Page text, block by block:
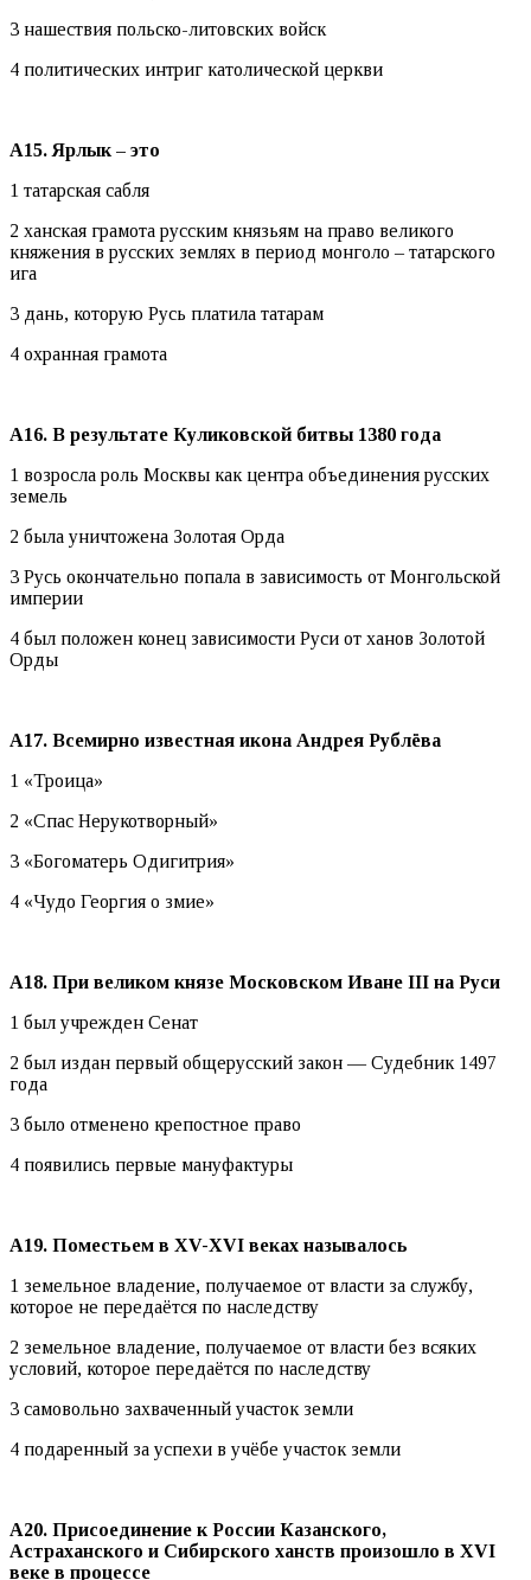
3 нашествия польско-литовских войск
4 политических интриг католической церкви
А15. Ярлык – это
1 татарская сабля
2 ханская грамота русским князьям на право великого
княжения в русских землях в период монголо – татарского
ига
3 дань, которую Русь платила татарам
4 охранная грамота
А16. В результате Куликовской битвы 1380 года
1 возросла роль Москвы как центра объединения русских
земель
2 была уничтожена Золотая Орда
3 Русь окончательно попала в зависимость от Монгольской
империи
4 был положен конец зависимости Руси от ханов Золотой
Орды
А17. Всемирно известная икона Андрея Рублёва
1 «Троица»
2 «Спас Нерукотворный»
3 «Богоматерь Одигитрия»
4 «Чудо Георгия о змие»
А18. При великом князе Московском Иване III на Руси
1 был учрежден Сенат
2 был издан первый общерусский закон — Судебник 1497
года
3 было отменено крепостное право
4 появились первые мануфактуры
А19. Поместьем в XV-XVI веках называлось
1 земельное владение, получаемое от власти за службу,
которое не передаётся по наследству
2 земельное владение, получаемое от власти без всяких
условий, которое передаётся по наследству
3 самовольно захваченный участок земли
4 подаренный за успехи в учёбе участок земли
А20. Присоединение к России Казанского,
Астраханского и Сибирского ханств произошло в XVI
веке в процессе